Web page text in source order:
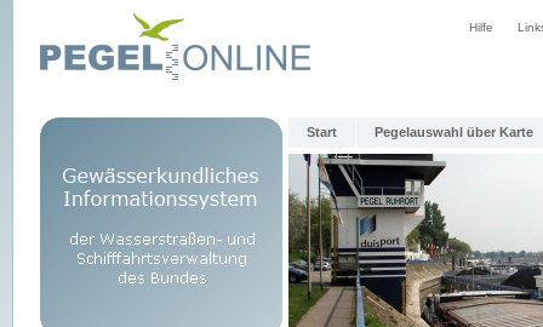
Hilfe
Start Pegelauswahl über Karte